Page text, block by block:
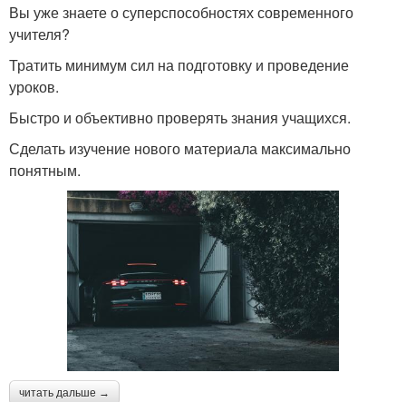
Вы уже знаете о суперспособностях современного
учителя?
Тратить минимум сил на подготовку и проведение
уроков.
Быстро и объективно проверять знания учащихся.
Сделать изучение нового материала максимально
понятным.
читать дальше →